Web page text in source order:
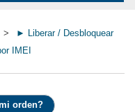
>
► Liberar / Desbloquear
IMEI
orden?